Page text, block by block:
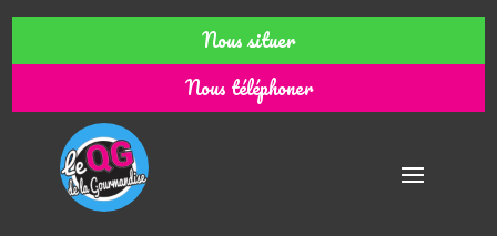
Nous situer
Nous téléphoner